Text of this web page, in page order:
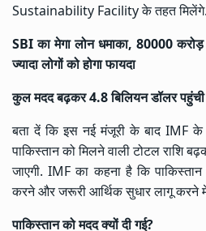
Sustainability Facility के तहत मिलेंगे.
SBI का मेगा लोन धमाका, 80000
ज्यादा लोगों को होगा फायदा
कुल मदद बढ़कर 4.8 बिलियन डॉलर पहुंची
बता दें कि इस नई मंजूरी के बाद IMF के
पाकिस्तान को मिलने वाली टोटल राशि
जाएगी. IMF का कहना है कि
करने और जरूरी आर्थिक सुधार लागू करने में
पाकिस्तान को मदद क्यों दी गई?